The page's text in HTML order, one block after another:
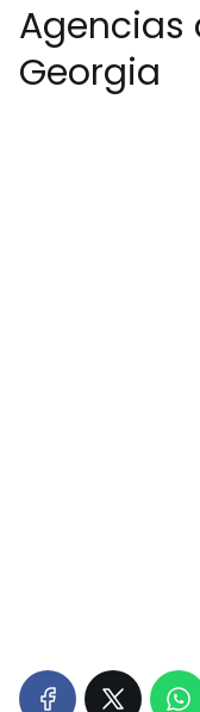
Agencias
Georgia